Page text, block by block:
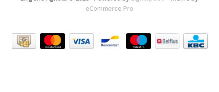
eCommerce Pro